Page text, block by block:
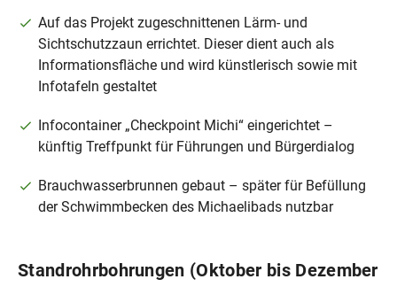
Auf das Projekt zugeschnittenen Lärm- und
Sichtschutzzaun errichtet. Dieser dient auch als
Informationsfläche und wird künstlerisch sowie mit
Infotafeln gestaltet
Infocontainer „Checkpoint Michi“ eingerichtet –
künftig Treffpunkt für Führungen und Bürgerdialog
Brauchwasserbrunnen gebaut – später für Befüllung
der Schwimmbecken des Michaelibads nutzbar
Standrohrbohrungen (Oktober bis Dezember